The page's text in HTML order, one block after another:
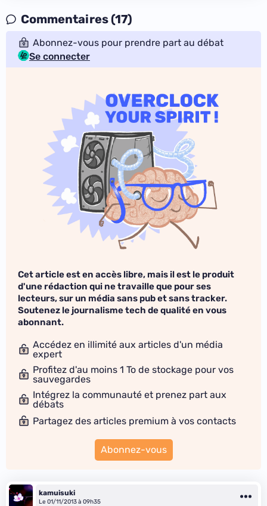
Commentaires (17)
Abonnez-vous pour prendre part au débat
Se connecter
Cet article est en accès libre, mais il est le produit
d'une rédaction qui ne travaille que pour ses
lecteurs, sur un média sans pub et sans tracker.
Soutenez le journalisme tech de qualité en vous
abonnant.
Accédez en illimité aux articles d'un média
expert
Profitez d'au moins 1 To de stockage pour vos
sauvegardes
Intégrez la communauté et prenez part aux
débats
Partagez des articles premium à vos contacts
Abonnez-vous
kamuisuki
Le 01/11/2013 à 09h35